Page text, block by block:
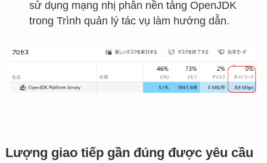
sử dụng mạng nhị phân nền tảng OpenJDK
trong Trình quản lý tác vụ làm hướng dẫn.
Lượng giao tiếp gần đúng được yêu cầu